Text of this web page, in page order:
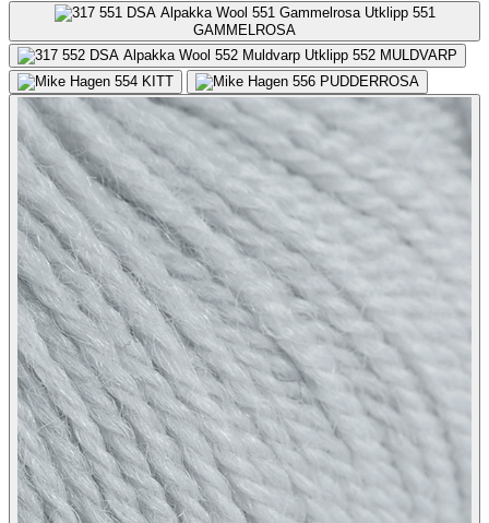
551
GAMMELROSA
552 MULDVARP
554 KITT 556 PUDDERROSA